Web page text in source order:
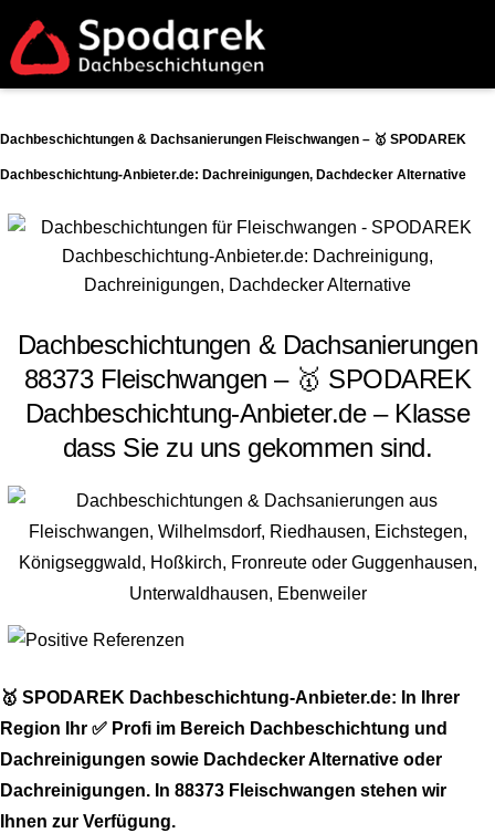
Dachbeschichtungen & Dachsanierungen Fleischwangen – 🥇 SPODAREK
Dachbeschichtung-Anbieter.de: Dachreinigungen, Dachdecker Alternative
Dachbeschichtungen & Dachsanierungen
88373 Fleischwangen – 🥇 SPODAREK
Dachbeschichtung-Anbieter.de – Klasse
dass Sie zu uns gekommen sind.
🥇 SPODAREK Dachbeschichtung-Anbieter.de: In Ihrer
Region Ihr ✅ Profi im Bereich Dachbeschichtung und
Dachreinigungen sowie Dachdecker Alternative oder
Dachreinigungen. In 88373 Fleischwangen stehen wir
Ihnen zur Verfügung.